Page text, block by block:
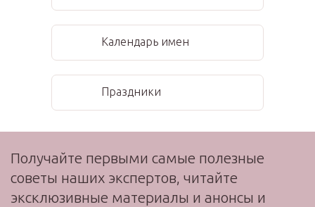
Календарь имен
Праздники
Получайте первыми самые полезные
советы наших экспертов, читайте
эксклюзивные материалы и анонсы и